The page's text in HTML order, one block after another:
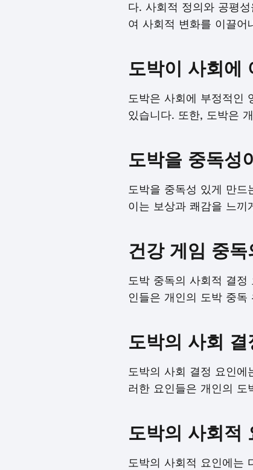
다. 사회적 정의와 공평
여 사회적 변화를 이끌어
도박이 사회에
도박은 사회에 부정적인
있습니다. 또한, 도박은
도박을 중독성
도박을 중독성 있게 만드
이는 보상과 쾌감을 느끼
건강 게임 중
도박 중독의 사회적 결정
인들은 개인의 도박 중독
도박의 사회
도박의 사회 결정 요인에
러한 요인들은 개인의
도박의 사회적
도박의 사회적 요인에는